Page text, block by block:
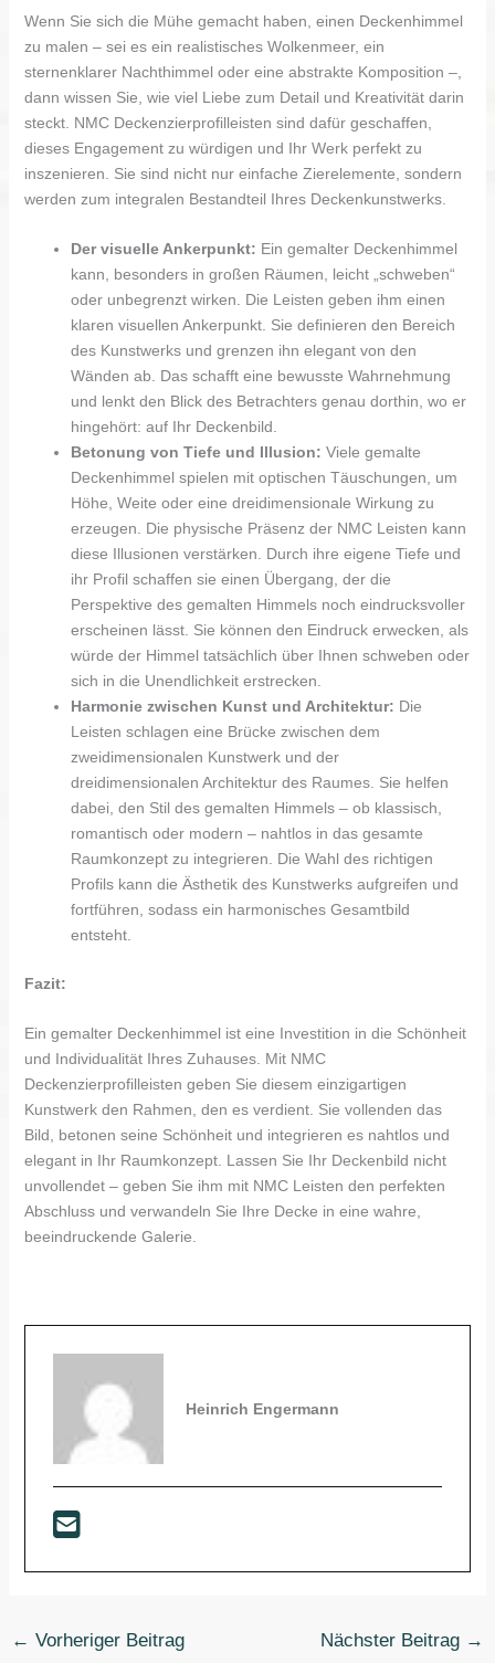
Wenn Sie sich die Mühe gemacht haben, einen Deckenhimmel
zu malen – sei es ein realistisches Wolkenmeer, ein
sternenklarer Nachthimmel oder eine abstrakte Komposition –,
dann wissen Sie, wie viel Liebe zum Detail und Kreativität darin
steckt. NMC Deckenzierprofilleisten sind dafür geschaffen,
dieses Engagement zu würdigen und Ihr Werk perfekt zu
inszenieren. Sie sind nicht nur einfache Zierelemente, sondern
werden zum integralen Bestandteil Ihres Deckenkunstwerks.
Der visuelle Ankerpunkt: Ein gemalter Deckenhimmel
kann, besonders in großen Räumen, leicht „schweben“
oder unbegrenzt wirken. Die Leisten geben ihm einen
klaren visuellen Ankerpunkt. Sie definieren den Bereich
des Kunstwerks und grenzen ihn elegant von den
Wänden ab. Das schafft eine bewusste Wahrnehmung
und lenkt den Blick des Betrachters genau dorthin, wo er
hingehört: auf Ihr Deckenbild.
Betonung von Tiefe und Illusion: Viele gemalte
Deckenhimmel spielen mit optischen Täuschungen, um
Höhe, Weite oder eine dreidimensionale Wirkung zu
erzeugen. Die physische Präsenz der NMC Leisten kann
diese Illusionen verstärken. Durch ihre eigene Tiefe und
ihr Profil schaffen sie einen Übergang, der die
Perspektive des gemalten Himmels noch eindrucksvoller
erscheinen lässt. Sie können den Eindruck erwecken, als
würde der Himmel tatsächlich über Ihnen schweben oder
sich in die Unendlichkeit erstrecken.
Harmonie zwischen Kunst und Architektur: Die
Leisten schlagen eine Brücke zwischen dem
zweidimensionalen Kunstwerk und der
dreidimensionalen Architektur des Raumes. Sie helfen
dabei, den Stil des gemalten Himmels – ob klassisch,
romantisch oder modern – nahtlos in das gesamte
Raumkonzept zu integrieren. Die Wahl des richtigen
Profils kann die Ästhetik des Kunstwerks aufgreifen und
fortführen, sodass ein harmonisches Gesamtbild
entsteht.
Fazit:
Ein gemalter Deckenhimmel ist eine Investition in die Schönheit
und Individualität Ihres Zuhauses. Mit NMC
Deckenzierprofilleisten geben Sie diesem einzigartigen
Kunstwerk den Rahmen, den es verdient. Sie vollenden das
Bild, betonen seine Schönheit und integrieren es nahtlos und
elegant in Ihr Raumkonzept. Lassen Sie Ihr Deckenbild nicht
unvollendet – geben Sie ihm mit NMC Leisten den perfekten
Abschluss und verwandeln Sie Ihre Decke in eine wahre,
beeindruckende Galerie.
Heinrich Engermann
← Vorheriger Beitrag Nächster Beitrag →